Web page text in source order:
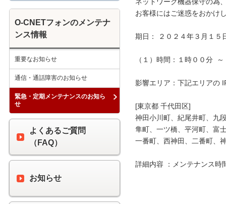
お客様にはご迷惑をおかけ
期日： ２０２４年３月１５
（１）時間：１時００分
影響エリア：下記エリアの
[東京都 千代田区]
神田小川町、紀尾井町、九
隼町、一ツ橋、平河町、富
一番町、西神田、二番町、
詳細内容 ：メンテナンス時
O-CNETフォンのメンテナ
ンス情報
重要なお知らせ
通信・通話障害のお知らせ
緊急・定期メンテナンスのお知ら
せ
よくあるご質問
（FAQ）
お知らせ